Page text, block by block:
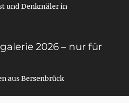
und Denkmäler in
2026 – nur für
aus Bersenbrück